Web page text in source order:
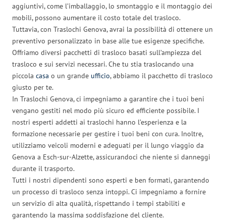
aggiuntivi, come l’imballaggio, lo smontaggio e il montaggio dei
mobili, possono aumentare il costo totale del trasloco.
Tuttavia, con Traslochi Genova, avrai la possibilità di ottenere un
preventivo personalizzato in base alle tue esigenze specifiche.
Offriamo diversi pacchetti di trasloco basati sull’ampiezza del
trasloco e sui servizi necessari. Che tu stia traslocando una
piccola casa o un grande ufficio, abbiamo il pacchetto di trasloco
giusto per te.
In Traslochi Genova, ci impegniamo a garantire che i tuoi beni
vengano gestiti nel modo più sicuro ed efficiente possibile. I
nostri esperti addetti ai traslochi hanno l’esperienza e la
formazione necessarie per gestire i tuoi beni con cura. Inoltre,
utilizziamo veicoli moderni e adeguati per il lungo viaggio da
Genova a Esch-sur-Alzette, assicurandoci che niente si danneggi
durante il trasporto.
Tutti i nostri dipendenti sono esperti e ben formati, garantendo
un processo di trasloco senza intoppi. Ci impegniamo a fornire
un servizio di alta qualità, rispettando i tempi stabiliti e
garantendo la massima soddisfazione del cliente.